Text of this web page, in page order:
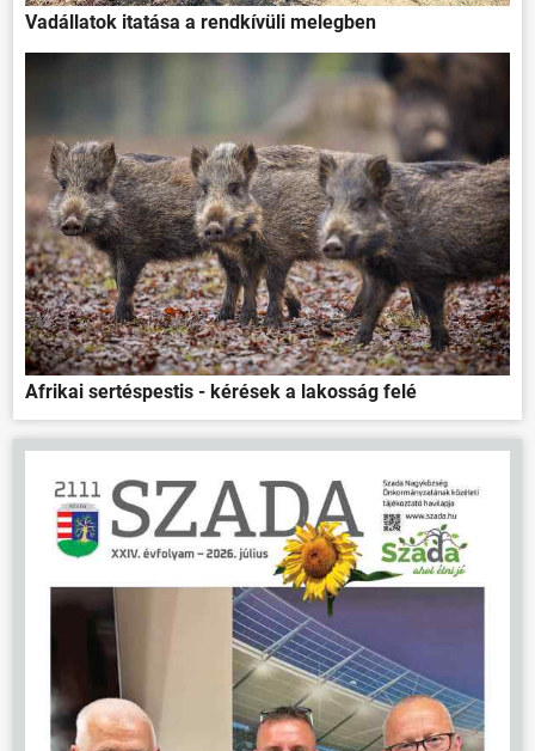
Vadállatok itatása a rendkívüli melegben
Afrikai sertéspestis - kérések a lakosság felé